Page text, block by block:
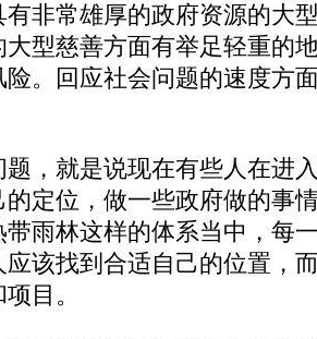
常雄厚的政府资源的大
大型慈善方面有举足轻重的
。回应社会问题的速度方
就是说现在有些人在进
定位，做一些政府做的事
带雨林这样的体系当中，每
该找到合适自己的位置，
目。